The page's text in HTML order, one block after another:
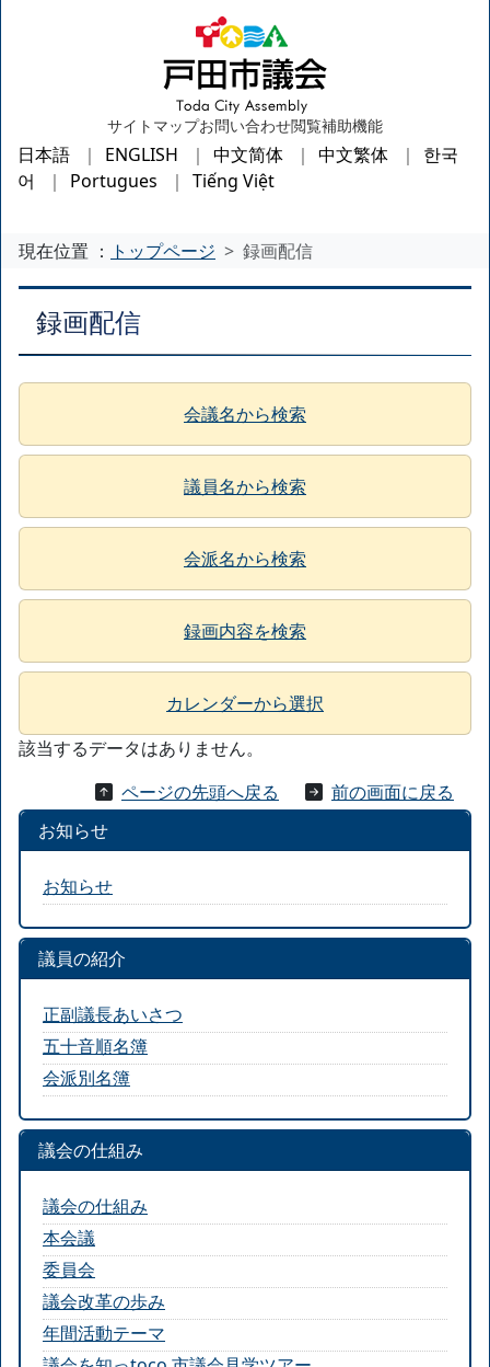
サイトマップお問い合わせ閲覧補助機能
日本語 ENGLISH 中文简体 中文繁体
한국
어
Portugues Tiếng Việt
現在位置 ： トップページ 録画配信
録画配信
会議名から検索
議員名から検索
会派名から検索
録画内容を検索
カレンダーから選択
該当するデータはありません。
ページの先頭へ戻る
前の画面に戻る
お知らせ
お知らせ
議員の紹介
正副議長あいさつ
五十音順名簿
会派別名簿
議会の仕組み
議会の仕組み
本会議
委員会
議会改革の歩み
年間活動テーマ